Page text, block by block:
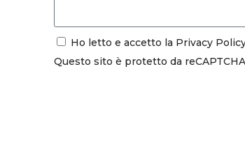
Ho letto e accetto la Privacy
Questo sito è protetto da